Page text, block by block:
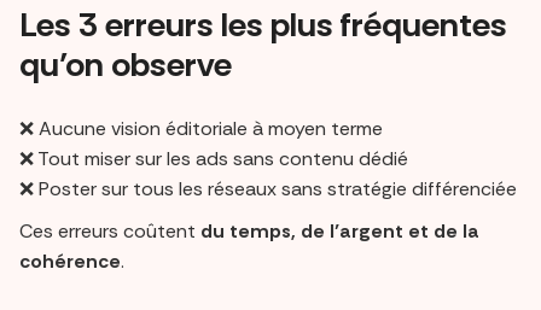
Les 3 erreurs les plus fréquentes
qu’on observe
❌ Aucune vision éditoriale à moyen terme
❌ Tout miser sur les ads sans contenu dédié
❌ Poster sur tous les réseaux sans stratégie différenciée
Ces erreurs coûtent du temps, de l’argent et de la
cohérence.